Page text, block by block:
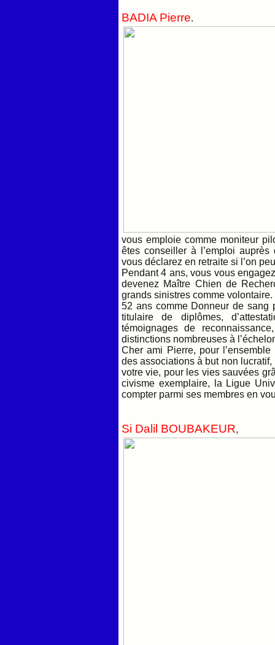
BADIA Pierre.
vous emploie comme moniteur
êtes conseiller à l’emploi auprès
vous déclarez en retraite si l’on
Pendant 4 ans, vous vous
devenez Maître Chien de
grands sinistres comme
52 ans comme Donneur de
titulaire de diplômes,
témoignages de
distinctions nombreuses à
Cher ami Pierre, pour
des associations à but non
votre vie, pour les vies sauvées
civisme exemplaire, la Ligue
compter parmi ses membres
Si Dalil BOUBAKEUR,